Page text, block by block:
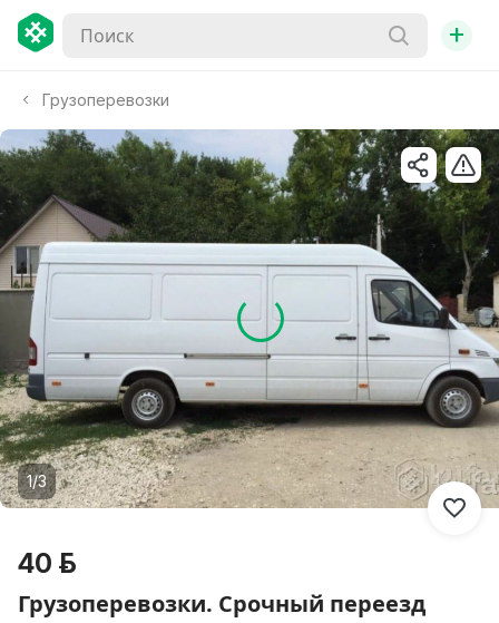
+
Грузоперевозки
1/3
40 р.
Грузоперевозки. Срочный переезд